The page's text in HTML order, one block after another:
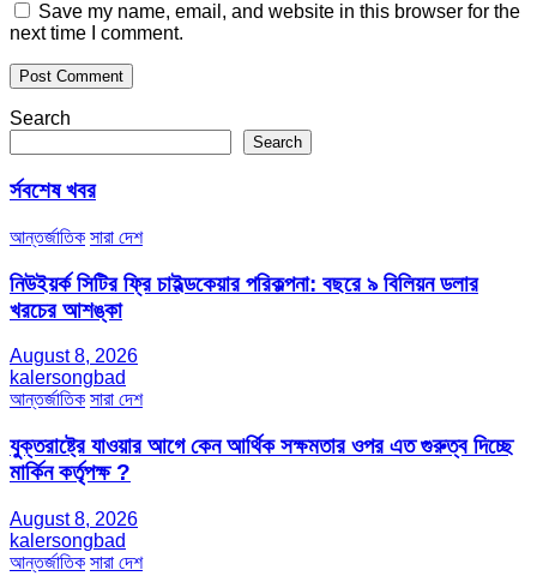
Save my name, email, and website in this browser for the
next time I comment.
Search
Search
র্সবশেষ খবর
আন্তর্জাতিক সারা দেশ
নিউইয়র্ক সিটির ফ্রি চাইল্ডকেয়ার পরিকল্পনা: বছরে ৯ বিলিয়ন ডলার
খরচের আশঙ্কা
August 8, 2026
kalersongbad
আন্তর্জাতিক সারা দেশ
যুক্তরাষ্ট্রে যাওয়ার আগে কেন আর্থিক সক্ষমতার ওপর এত গুরুত্ব দিচ্ছে
মার্কিন কর্তৃপক্ষ ?
August 8, 2026
kalersongbad
আন্তর্জাতিক সারা দেশ